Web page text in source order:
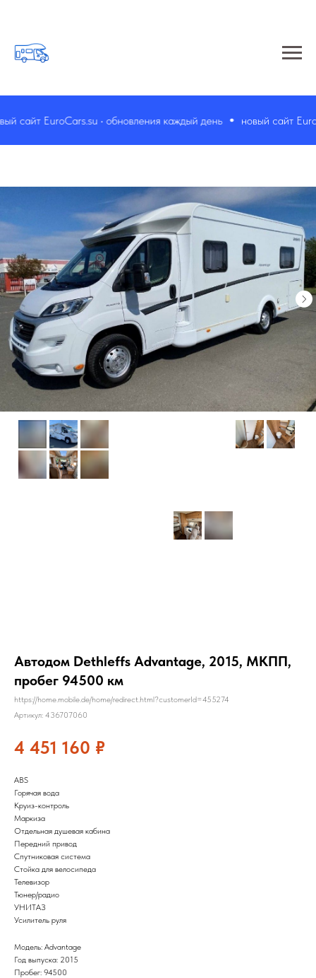
EuroCars.su • обновления каждый день новый сайт
Автодом Dethleffs Advantage, 2015, МКПП,
пробег 94500 км
https://home.mobile.de/home/redirect.html?customerId=455274
Артикул: 436707060
4 451 160 ₽
ABS
Горячая вода
Круиз-контроль
Маркиза
Отдельная душевая кабина
Передний привод
Спутниковая система
Стойка для велосипеда
Телевизор
Тюнер/радио
УНИТАЗ
Усилитель руля
Модель: Advantage
Год выпуска: 2015
Пробег: 94500